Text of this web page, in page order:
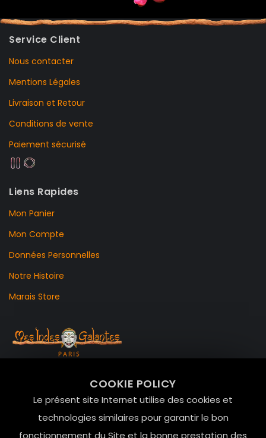
COOKIE POLICY
Le présent site Internet utilise des cookies et
technologies similaires pour garantir le bon
fonctionnement du Site et la bonne prestation des
Service Client
Nous contacter
Mentions Légales
Livraison et Retour
Conditions de vente
Paiement sécurisé
Liens Rapides
Mon Panier
Mon Compte
Données Personnelles
Notre Histoire
Marais Store
Le Marais, 75004 Paris
contact@mesindesgalantes.com